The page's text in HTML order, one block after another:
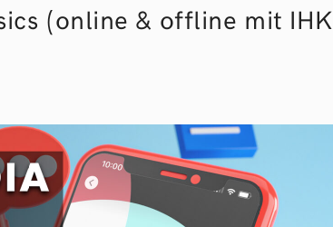
(online & offline mit IHK